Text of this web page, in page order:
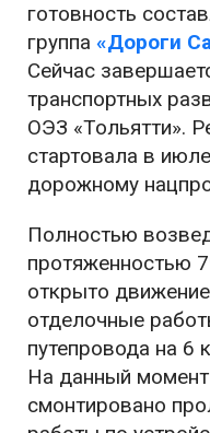
готовность
группа «Дороги
Сейчас
транспортных
ОЭЗ «Тольятти».
стартовала в
дорожному
Полностью
протяженностью
открыто
отделочные
путепровода на 6
На данный
смонтировано